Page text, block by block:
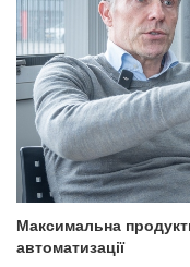
Максимальна
автоматизації